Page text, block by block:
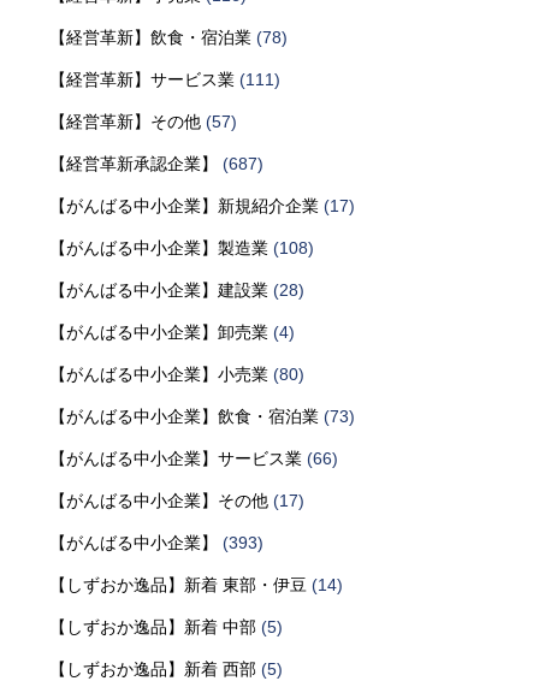
【経営革新】飲食・宿泊業 (78)
【経営革新】サービス業 (111)
【経営革新】その他 (57)
【経営革新承認企業】 (687)
【がんばる中小企業】新規紹介企業 (17)
【がんばる中小企業】製造業 (108)
【がんばる中小企業】建設業 (28)
【がんばる中小企業】卸売業 (4)
【がんばる中小企業】小売業 (80)
【がんばる中小企業】飲食・宿泊業 (73)
【がんばる中小企業】サービス業 (66)
【がんばる中小企業】その他 (17)
【がんばる中小企業】 (393)
【しずおか逸品】新着 東部・伊豆 (14)
【しずおか逸品】新着 中部 (5)
【しずおか逸品】新着 西部 (5)